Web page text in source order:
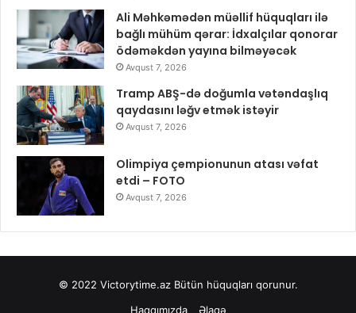
Ali Məhkəmədən müəllif hüquqları ilə
bağlı mühüm qərar: İdxalçılar qonorar
ödəməkdən yayına bilməyəcək
Avqust 7, 2026
Tramp ABŞ-də doğumla vətəndaşlıq
qaydasını ləğv etmək istəyir
Avqust 7, 2026
Olimpiya çempionunun atası vəfat
etdi – FOTO
Avqust 7, 2026
© 2022 Victorytime.azBütün hüquqları qorunur.
Haqqımızda
Əlaqə